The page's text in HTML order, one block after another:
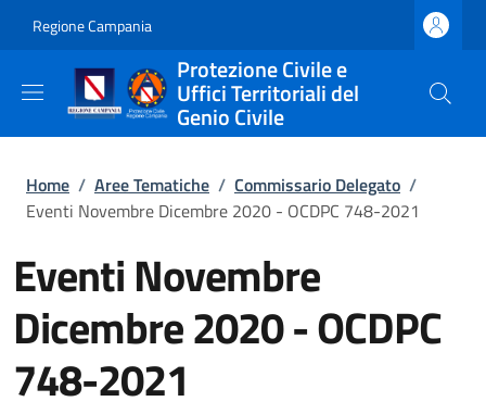
Regione Campania
Protezione Civile e
Uffici Territoriali del
Genio Civile
Briciole di pane
Home / Aree Tematiche / Commissario Delegato /
Eventi Novembre Dicembre 2020 - OCDPC 748-2021
Eventi Novembre
Dicembre 2020 - OCDPC
748-2021